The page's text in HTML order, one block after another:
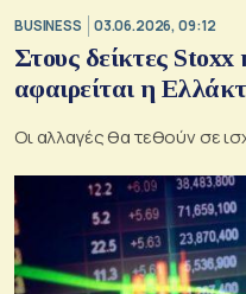
BUSINESS 03.06.2026, 09:12
Στους δείκτες
αφαιρείται η
Oι αλλαγές θα τεθούν σε